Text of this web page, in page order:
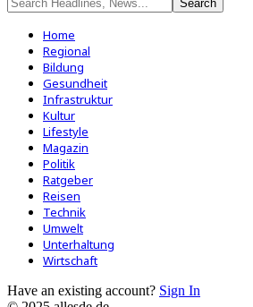
Home
Regional
Bildung
Gesundheit
Infrastruktur
Kultur
Lifestyle
Magazin
Politik
Ratgeber
Reisen
Technik
Umwelt
Unterhaltung
Wirtschaft
Have an existing account? Sign In